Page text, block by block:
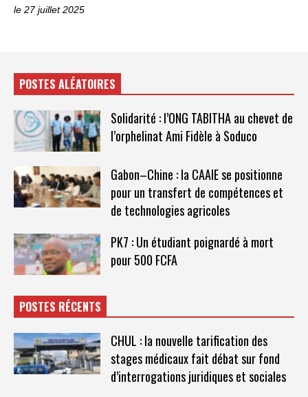
le 27 juillet 2025
POSTES ALÉATOIRES
Solidarité : l’ONG TABITHA au chevet de
l’orphelinat Ami Fidèle à Soduco
Gabon–Chine : la CAAIE se positionne
pour un transfert de compétences et
de technologies agricoles
PK7 : Un étudiant poignardé à mort
pour 500 FCFA
POSTES RÉCENTS
CHUL : la nouvelle tarification des
stages médicaux fait débat sur fond
d’interrogations juridiques et sociales